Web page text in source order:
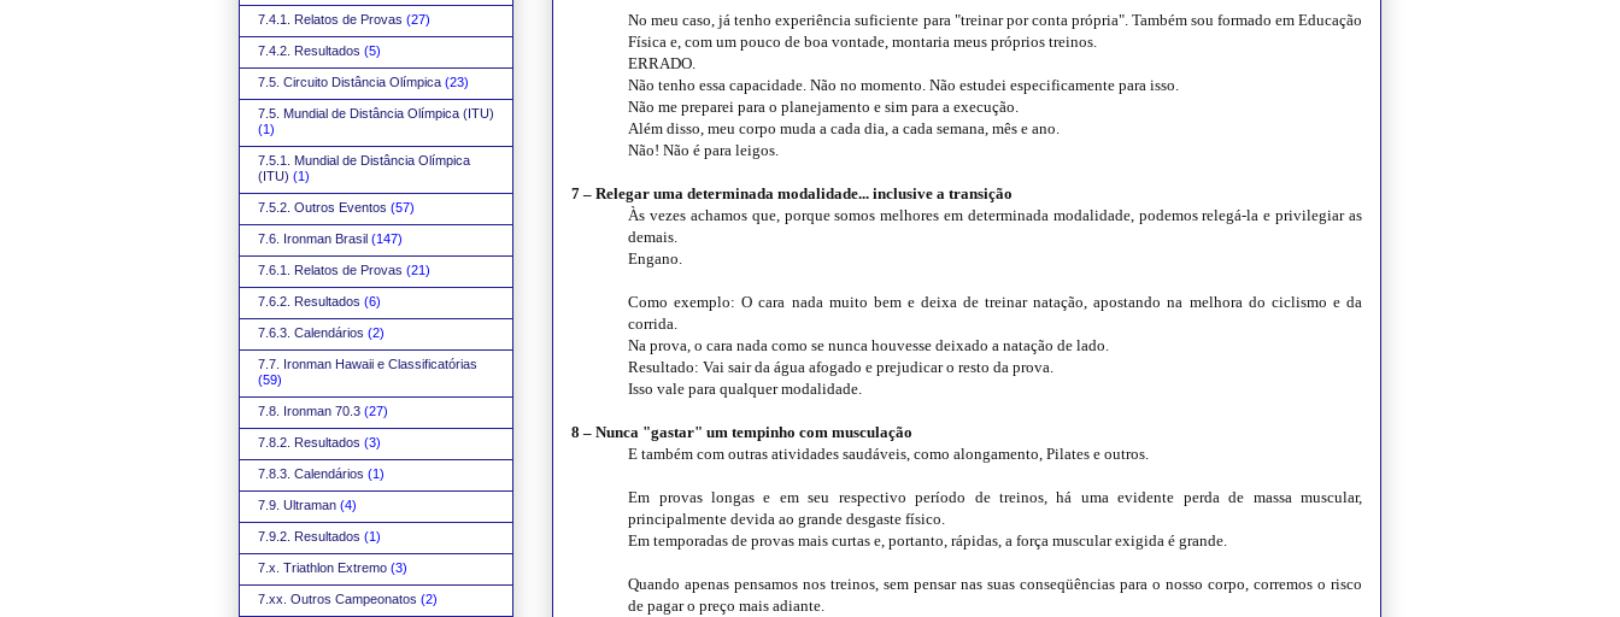
No meu caso, já tenho experiência suficiente para "treinar por conta própria". Também sou formado em Educação
Física e, com um pouco de boa vontade, montaria meus próprios treinos.
ERRADO.
Não tenho essa capacidade. Não no momento. Não estudei especificamente para isso.
Não me preparei para o planejamento e sim para a execução.
Além disso, meu corpo muda a cada dia, a cada semana, mês e ano.
Não! Não é para leigos.
7 – Relegar uma determinada modalidade... inclusive a transição
Às vezes achamos que, porque somos melhores em determinada modalidade, podemos relegá-la e privilegiar as
demais.
Engano.
Como exemplo: O cara nada muito bem e deixa de treinar natação, apostando na melhora do ciclismo e da
corrida.
Na prova, o cara nada como se nunca houvesse deixado a natação de lado.
Resultado: Vai sair da água afogado e prejudicar o resto da prova.
Isso vale para qualquer modalidade.
8 – Nunca "gastar" um tempinho com musculação
E também com outras atividades saudáveis, como alongamento, Pilates e outros.
Em provas longas e em seu respectivo período de treinos, há uma evidente perda de massa muscular,
principalmente devida ao grande desgaste físico.
Em temporadas de provas mais curtas e, portanto, rápidas, a força muscular exigida é grande.
Quando apenas pensamos nos treinos, sem pensar nas suas conseqüências para o nosso corpo, corremos o risco
de pagar o preço mais adiante.
7.4.1. Relatos de Provas (27)
7.4.2. Resultados (5)
7.5. Circuito Distância Olímpica (23)
7.5. Mundial de Distância Olímpica (ITU)
(1)
7.5.1. Mundial de Distância Olímpica
(ITU) (1)
7.5.2. Outros Eventos (57)
7.6. Ironman Brasil (147)
7.6.1. Relatos de Provas (21)
7.6.2. Resultados (6)
7.6.3. Calendários (2)
7.7. Ironman Hawaii e Classificatórias
(59)
7.8. Ironman 70.3 (27)
7.8.2. Resultados (3)
7.8.3. Calendários (1)
7.9. Ultraman (4)
7.9.2. Resultados (1)
7.x. Triathlon Extremo (3)
7.xx. Outros Campeonatos (2)